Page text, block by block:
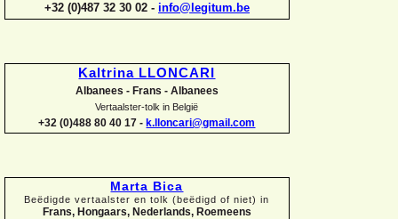
+32 (0)487 32 30 02 - info@legitum.be
Kaltrina LLONCARI
Albanees - Frans - Albanees
Vertaalster-tolk in België
+32 (0)488 80 40 17 - k.lloncari@gmail.com
Marta Bica
Beëdigde vertaalster en tolk (beëdigd of niet) in
Frans, Hongaars, Nederlands, Roemeens